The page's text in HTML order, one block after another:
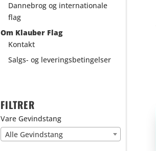
Dannebrog og internationale
flag
Om Klauber Flag
Kontakt
Salgs- og leveringsbetingelser
FILTRER
Vare Gevindstang
Alle Gevindstang